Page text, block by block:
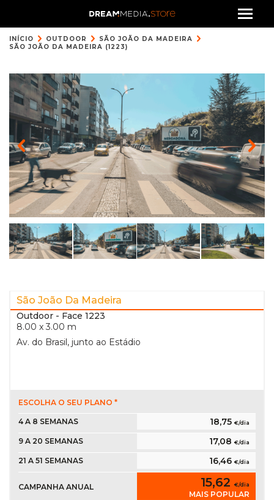
INÍCIO OUTDOOR
SÃO JOÃO DA MADEIRA
SÃO JOÃO DA MADEIRA (1223)
São João Da Madeira
Outdoor - Face 1223
8.00 x 3.00 m
Av. do Brasil, junto ao Estádio
ESCOLHA O SEU PLANO *
4 A 8 SEMANAS 18,75 €/dia
9 A 20 SEMANAS 17,08 €/dia
21 A 51 SEMANAS 16,46 €/dia
CAMPANHA ANUAL 15,62 €/dia
MAIS POPULAR